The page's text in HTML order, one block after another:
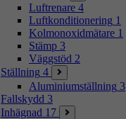
Luftrenare 4
Luftkonditionering 1
Kolmonoxidmätare 1
Stämp 3
Väggstöd 2
Ställning 4
Aluminiumställning 3
Fallskydd 3
Inhägnad 17